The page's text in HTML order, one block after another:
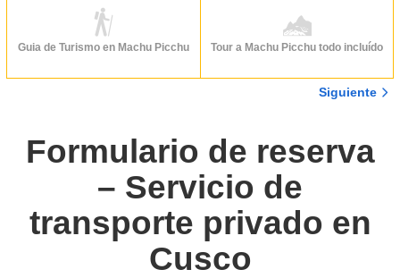
Guia de Turismo en Machu Picchu Tour a Machu Picchu todo incluído
Siguiente
Formulario de reserva
– Servicio de
transporte privado en
Cusco